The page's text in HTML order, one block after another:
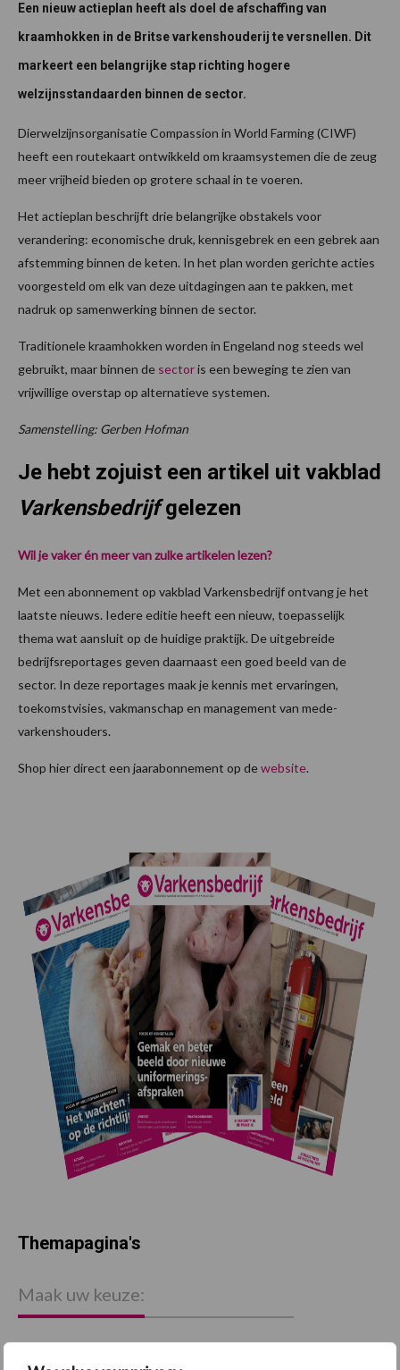
Een nieuw actieplan heeft als doel de afschaffing van
kraamhokken in de Britse varkenshouderij te versnellen. Dit
markeert een belangrijke stap richting hogere
welzijnsstandaarden binnen de sector.
Dierwelzijnsorganisatie Compassion in World Farming (CIWF)
heeft een routekaart ontwikkeld om kraamsystemen die de zeug
meer vrijheid bieden op grotere schaal in te voeren.
Het actieplan beschrijft drie belangrijke obstakels voor
verandering: economische druk, kennisgebrek en een gebrek aan
afstemming binnen de keten. In het plan worden gerichte acties
voorgesteld om elk van deze uitdagingen aan te pakken, met
nadruk op samenwerking binnen de sector.
Traditionele kraamhokken worden in Engeland nog steeds wel
gebruikt, maar binnen de sectoris een beweging te zien van
vrijwillige overstap op alternatieve systemen.
Samenstelling: Gerben Hofman
Je hebt zojuist een artikel uit vakblad
Varkensbedrijfgelezen
Wil je vaker én meer van zulke artikelen lezen?
Met een abonnement op vakblad Varkensbedrijf ontvang je het
laatste nieuws. Iedere editie heeft een nieuw, toepasselijk
thema wat aansluit op de huidige praktijk. De uitgebreide
bedrijfsreportages geven daarnaast een goed beeld van de
sector. In deze reportages maak je kennis met ervaringen,
toekomstvisies, vakmanschap en management van mede-
varkenshouders.
Shop hier direct een jaarabonnement op dewebsite.
Themapagina's
Maak uw keuze: